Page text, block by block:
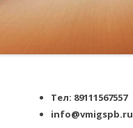
Тел: 89111567557
info@vmigspb.ru